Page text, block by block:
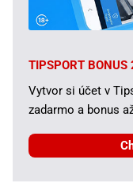
TIPSPORT
Vytvor si účet v
zadarmo a bonus